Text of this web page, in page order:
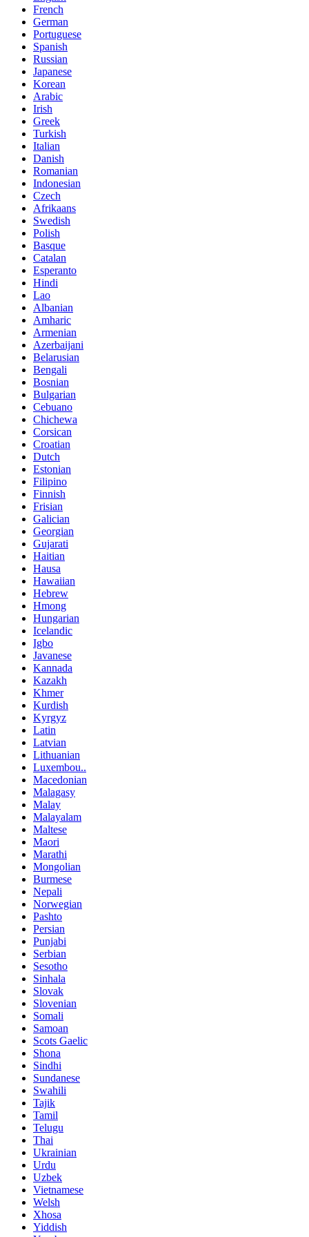
French
German
Portuguese
Spanish
Russian
Japanese
Korean
Arabic
Irish
Greek
Turkish
Italian
Danish
Romanian
Indonesian
Czech
Afrikaans
Swedish
Polish
Basque
Catalan
Esperanto
Hindi
Lao
Albanian
Amharic
Armenian
Azerbaijani
Belarusian
Bengali
Bosnian
Bulgarian
Cebuano
Chichewa
Corsican
Croatian
Dutch
Estonian
Filipino
Finnish
Frisian
Galician
Georgian
Gujarati
Haitian
Hausa
Hawaiian
Hebrew
Hmong
Hungarian
Icelandic
Igbo
Javanese
Kannada
Kazakh
Khmer
Kurdish
Kyrgyz
Latin
Latvian
Lithuanian
Luxembou..
Macedonian
Malagasy
Malay
Malayalam
Maltese
Maori
Marathi
Mongolian
Burmese
Nepali
Norwegian
Pashto
Persian
Punjabi
Serbian
Sesotho
Sinhala
Slovak
Slovenian
Somali
Samoan
Scots Gaelic
Shona
Sindhi
Sundanese
Swahili
Tajik
Tamil
Telugu
Thai
Ukrainian
Urdu
Uzbek
Vietnamese
Welsh
Xhosa
Yiddish